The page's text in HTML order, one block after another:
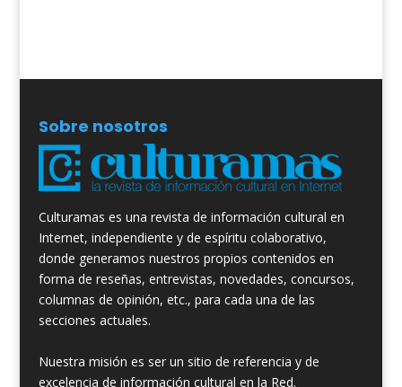
Sobre nosotros
Culturamas es una revista de información cultural en
Internet, independiente y de espíritu colaborativo,
donde generamos nuestros propios contenidos en
forma de reseñas, entrevistas, novedades, concursos,
columnas de opinión, etc., para cada una de las
secciones actuales.
Nuestra misión es ser un sitio de referencia y de
excelencia de información cultural en la Red.